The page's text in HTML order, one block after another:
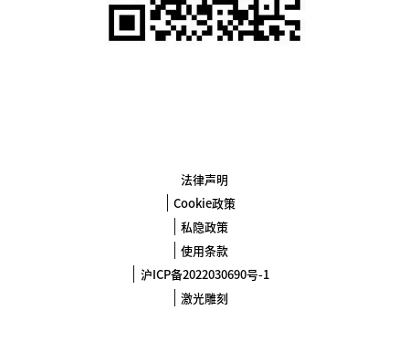
法律声明
Cookie政策
私隐政策
使用条款
沪ICP备2022030690号-1
激光雕刻